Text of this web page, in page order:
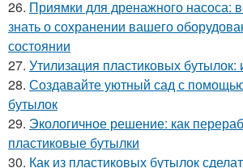
26. Приямки для дренажного насоса:
знать о сохранении вашего
состоянии
27. Утилизация пластиковых бутылок:
28. Создавайте уютный сад с
бутылок
29. Экологичное решение: как
пластиковые бутылки
30. Как из пластиковых бутылок